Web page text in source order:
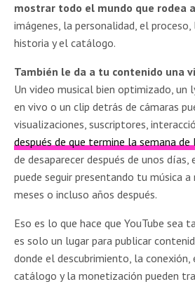
mostrar todo el mundo que rodea
imágenes, la personalidad, el
historia y el catálogo.
También le da a tu contenido una
Un video musical bien optimizado, un
en vivo o un clip detrás de cámaras
visualizaciones, suscriptores,
después de que termine la semana
de desaparecer después de unos
puede seguir presentando tu música a
meses o incluso años después.
Eso es lo que hace que YouTube sea
es solo un lugar para publicar
donde el descubrimiento, la
catálogo y la monetización pueden